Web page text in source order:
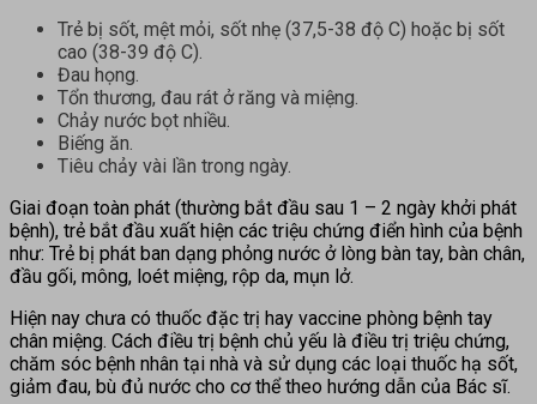
Trẻ bị sốt, mệt mỏi, sốt nhẹ (37,5-38 độ C) hoặc bị sốt
cao (38-39 độ C).
Đau họng.
Tổn thương, đau rát ở răng và miệng.
Chảy nước bọt nhiều.
Biếng ăn.
Tiêu chảy vài lần trong ngày.
Giai đoạn toàn phát (thường bắt đầu sau 1 – 2 ngày khởi phát
bệnh), trẻ bắt đầu xuất hiện các triệu chứng điển hình của bệnh
như: Trẻ bị phát ban dạng phỏng nước ở lòng bàn tay, bàn chân,
đầu gối, mông, loét miệng, rộp da, mụn lở.
Hiện nay chưa có thuốc đặc trị hay vaccine phòng bệnh tay
chân miệng. Cách điều trị bệnh chủ yếu là điều trị triệu chứng,
chăm sóc bệnh nhân tại nhà và sử dụng các loại thuốc hạ sốt,
giảm đau, bù đủ nước cho cơ thể theo hướng dẫn của Bác sĩ.